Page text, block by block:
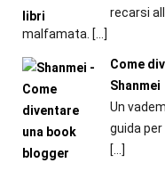
recarsi
malfamata. […]
Come
Shanmei
Un
guida
[…]